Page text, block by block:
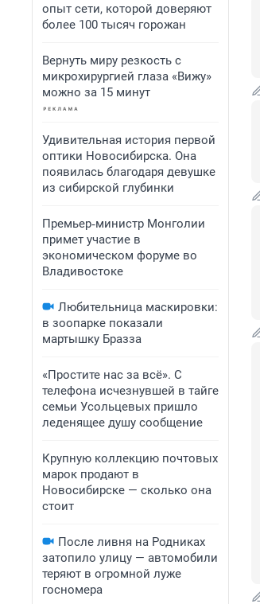
опыт сети, которой доверяют
более 100 тысяч горожан
Вернуть миру резкость с
микрохирургией глаза «Вижу»
можно за 15 минут
Удивительная история первой
оптики Новосибирска. Она
появилась благодаря девушке
из сибирской глубинки
Премьер‑министр Монголии
примет участие в
экономическом форуме во
Владивостоке
Любительница маскировки:
в зоопарке показали
мартышку Бразза
«Простите нас за всё». С
телефона исчезнувшей в тайге
семьи Усольцевых пришло
леденящее душу сообщение
Крупную коллекцию почтовых
марок продают в
Новосибирске — сколько она
стоит
После ливня на Родниках
затопило улицу — автомобили
теряют в огромной луже
госномера